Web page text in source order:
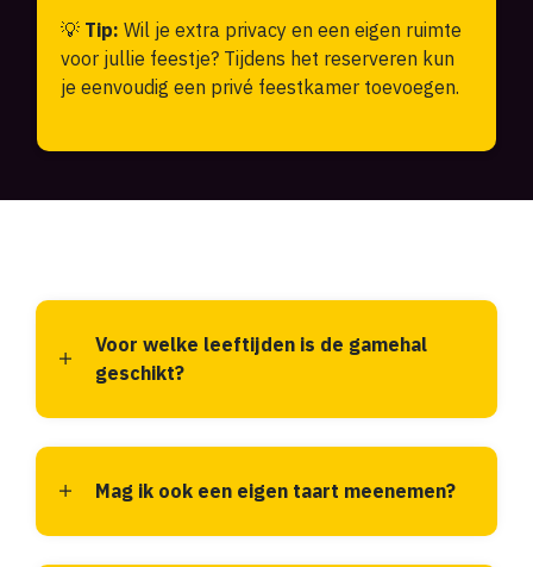
💡 Tip: Wil je extra privacy en een eigen ruimte
voor jullie feestje? Tijdens het reserveren kun
je eenvoudig een privé feestkamer toevoegen.
Voor welke leeftijden is de gamehal
geschikt?
Mag ik ook een eigen taart meenemen?